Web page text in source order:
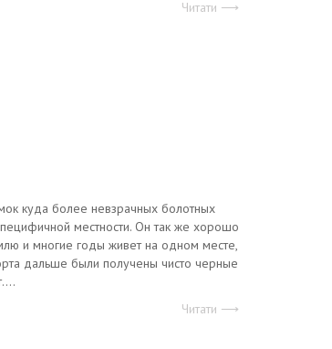
Читати ⟶
куда более невзрачных болотных
местности. Он так же хорошо
и многие годы живет на одном месте,
дальше были получены чисто черные
Читати ⟶